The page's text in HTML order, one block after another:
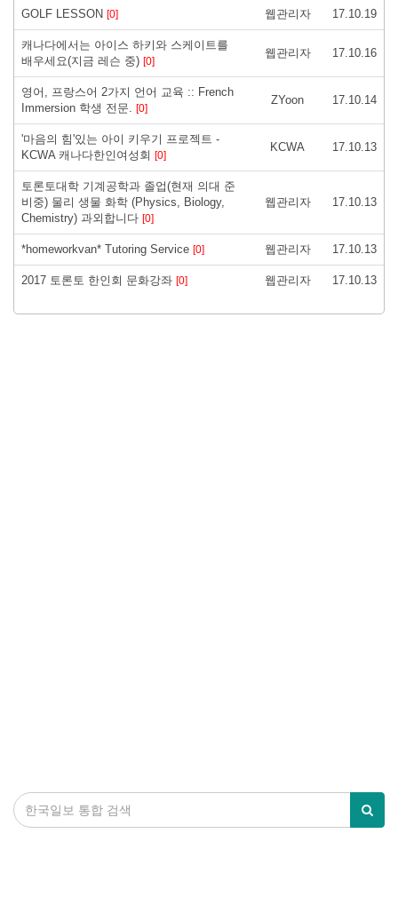
GOLF LESSON [0] 웹관리자 17.10.19
캐나다에서는 아이스 하키와 스케이트를
배우세요(지금 레슨 중) [0]
웹관리자 17.10.16
영어, 프랑스어 2가지 언어 교육 :: French
Immersion 학생 전문. [0]
ZYoon 17.10.14
'마음의 힘'있는 아이 키우기 프로젝트 -
KCWA 캐나다한인여성회 [0]
KCWA 17.10.13
토론토대학 기계공학과 졸업(현재 의대 준
비중) 물리 생물 화학 (Physics, Biology,
Chemistry) 과외합니다 [0]
웹관리자 17.10.13
*homeworkvan* Tutoring Service [0] 웹관리자 17.10.13
2017 토론토 한인회 문화강좌 [0] 웹관리자 17.10.13